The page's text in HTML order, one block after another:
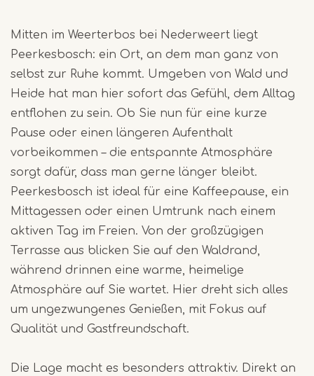
Mitten im Weerterbos bei Nederweert liegt
Peerkesbosch: ein Ort, an dem man ganz von
selbst zur Ruhe kommt. Umgeben von Wald und
Heide hat man hier sofort das Gefühl, dem Alltag
entflohen zu sein. Ob Sie nun für eine kurze
Pause oder einen längeren Aufenthalt
vorbeikommen – die entspannte Atmosphäre
sorgt dafür, dass man gerne länger bleibt.
Peerkesbosch ist ideal für eine Kaffeepause, ein
Mittagessen oder einen Umtrunk nach einem
aktiven Tag im Freien. Von der großzügigen
Terrasse aus blicken Sie auf den Waldrand,
während drinnen eine warme, heimelige
Atmosphäre auf Sie wartet. Hier dreht sich alles
um ungezwungenes Genießen, mit Fokus auf
Qualität und Gastfreundschaft.
Die Lage macht es besonders attraktiv. Direkt an